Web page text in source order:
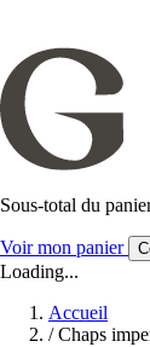
Sous-total du
Voir mon panier
Loading...
Accueil
/ Chaps